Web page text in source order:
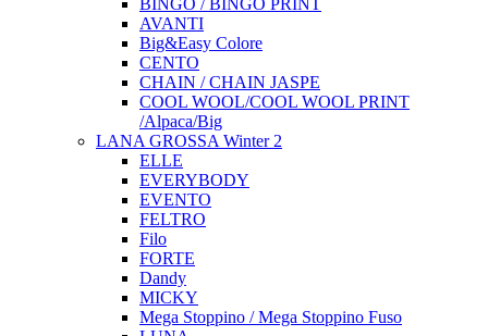
BINGO / BINGO PRINT
AVANTI
Big&Easy Colore
CENTO
CHAIN / CHAIN JASPE
COOL WOOL/COOL WOOL PRINT
/Alpaca/Big
LANA GROSSA Winter 2
ELLE
EVERYBODY
EVENTO
FELTRO
Filo
FORTE
Dandy
MICKY
Mega Stoppino / Mega Stoppino Fuso